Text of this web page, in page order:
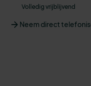
Volledig vrijblijvend
Neem direct